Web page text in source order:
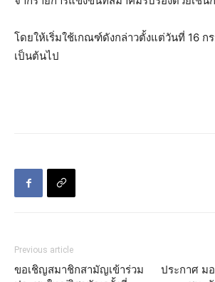
โดยให้เริ่มใช้เกณฑ์ดังกล่าวตั้งแต่วันที่ 16 ก
เป็นต้นไป
Previous article
ขอเชิญสมาชิกสามัญเข้าร่วม
ประกาศ ม